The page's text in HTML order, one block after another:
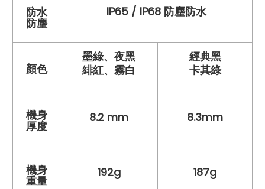
防水
防塵
IP65 / IP68 防塵防水
顏色
墨綠、夜黑
緋紅、霧白
經典黑
卡其綠
機身
厚度
8.2 mm 8.3mm
機身
重量
192g 187g